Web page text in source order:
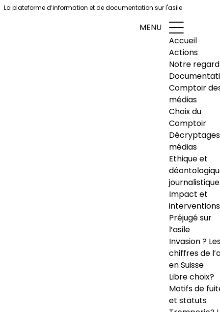
Aller au contenu
La plateforme d’information et de documentation sur l'asile
MENU
Accueil
Actions
Notre regard
Comptoir
médias
Choix du
Comptoir
Décryptages
médias
Ethique et
journalistique
Impact et
interventions
Préjugé sur
l’asile
Invasion ?
chiffres de
en Suisse
Libre choix?
Motifs de
et statuts